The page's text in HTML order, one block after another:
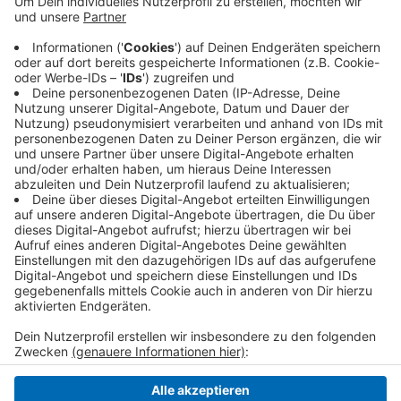
Eltern Bedenken haben, können sie mit der
Schulleitung darüber sprechen. In Ausnahmefällen
ist dann doch noch eine Untersuchung möglich.
Auch im Kreis Viersen werden im Moment nur
Kinder mit möglichem Förderbedarf untersucht.
Veröffentlicht:Mittwoch, 13.01.2021 08:44
Anzeige
Anzeige